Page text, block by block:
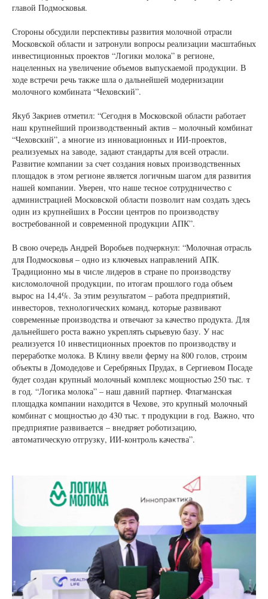
главой Подмосковья.
Стороны обсудили перспективы развития молочной отрасли
Московской области и затронули вопросы реализации масштабных
инвестиционных проектов “Логики молока” в регионе,
нацеленных на увеличение объемов выпускаемой продукции. В
ходе встречи речь также шла о дальнейшей модернизации
молочного комбината “Чеховский”.
Якуб Закриев отметил: “Сегодня в Московской области работает
наш крупнейший производственный актив – молочный комбинат
“Чеховский”, а многие из инновационных и ИИ-проектов,
реализуемых на заводе, задают стандарты для всей отрасли.
Развитие компании за счет создания новых производственных
площадок в этом регионе является логичным шагом для развития
нашей компании. Уверен, что наше тесное сотрудничество с
администрацией Московской области позволит нам создать здесь
один из крупнейших в России центров по производству
востребованной и современной продукции АПК”.
В свою очередь Андрей Воробьев подчеркнул: “Молочная отрасль
для Подмосковья – одно из ключевых направлений АПК.
Традиционно мы в числе лидеров в стране по производству
кисломолочной продукции, по итогам прошлого года объем
вырос на 14,4%. За этим результатом – работа предприятий,
инвесторов, технологических команд, которые развивают
современные производства и отвечают за качество продукта. Для
дальнейшего роста важно укреплять сырьевую базу. У нас
реализуется 10 инвестиционных проектов по производству и
переработке молока. В Клину ввели ферму на 800 голов, строим
объекты в Домодедове и Серебряных Прудах, в Сергиевом Посаде
будет создан крупный молочный комплекс мощностью 250 тыс. т
в год. “Логика молока” – наш давний партнер. Флагманская
площадка компании находится в Чехове, это крупный молочный
комбинат с мощностью до 430 тыс. т продукции в год. Важно, что
предприятие развивается – внедряет роботизацию,
автоматическую отгрузку, ИИ-контроль качества”.